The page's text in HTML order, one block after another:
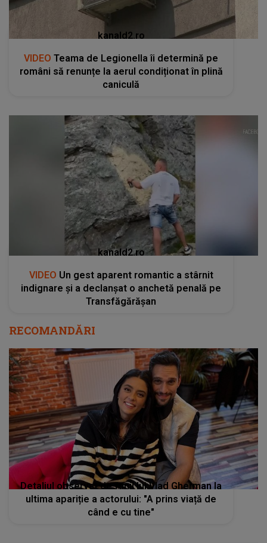
kanald2.ro
VIDEO Teama de Legionella îi determină pe
români să renunțe la aerul condiționat în plină
caniculă
kanald2.ro
VIDEO Un gest aparent romantic a stârnit
indignare și a declanșat o anchetă penală pe
Transfăgărășan
RECOMANDĂRI
Detaliul observat de fanii lui Vlad Gherman la
ultima apariție a actorului: "A prins viață de
când e cu tine"